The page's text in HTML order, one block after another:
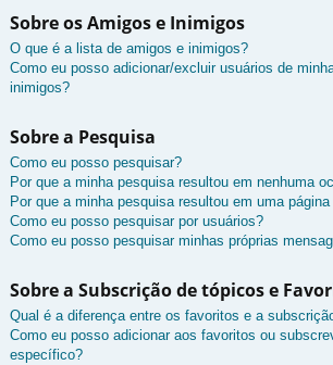
Sobre os Amigos e Inimigos
O que é a lista de amigos e inimigos?
Como eu posso adicionar/excluir usuários de
inimigos?
Sobre a Pesquisa
Como eu posso pesquisar?
Por que a minha pesquisa resultou em nenhuma
Por que a minha pesquisa resultou em uma
Como eu posso pesquisar por usuários?
Como eu posso pesquisar minhas próprias
Sobre a Subscrição de tópicos e
Qual é a diferença entre os favoritos e a
Como eu posso adicionar aos favoritos ou
específico?